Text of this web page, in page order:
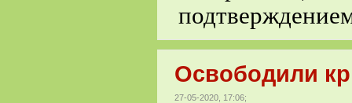
Освободили
27-05-2020, 17:06;